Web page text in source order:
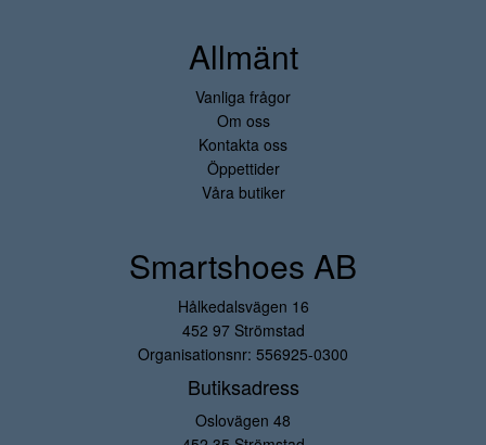
Allmänt
Vanliga frågor
Om oss
Kontakta oss
Öppettider
Våra butiker
Smartshoes AB
Hålkedalsvägen 16
452 97 Strömstad
Organisationsnr: 556925-0300
Butiksadress
Oslovägen 48